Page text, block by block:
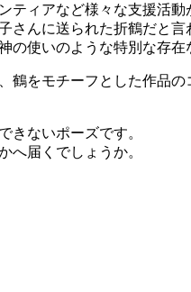
ティアなど様々な支援活
さんに送られた折鶴だと
の使いのような特別な存在
鶴をモチーフとした作品
きないポーズです。
へ届くでしょうか。